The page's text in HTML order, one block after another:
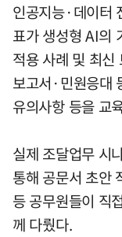
인공지능·데이터
표가 생성형 AI의
적용 사례 및 최신
보고서·민원응대
유의사항 등을 교
실제 조달업무 시
통해 공문서 초안
등 공무원들이 직
께 다뤘다.